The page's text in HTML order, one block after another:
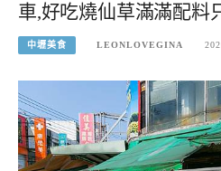
車,好吃燒仙草滿滿配料
中壢美食 LEONLOVEGINA